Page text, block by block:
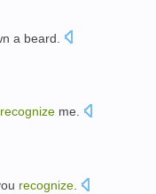
a beard
recognize me.
recognize